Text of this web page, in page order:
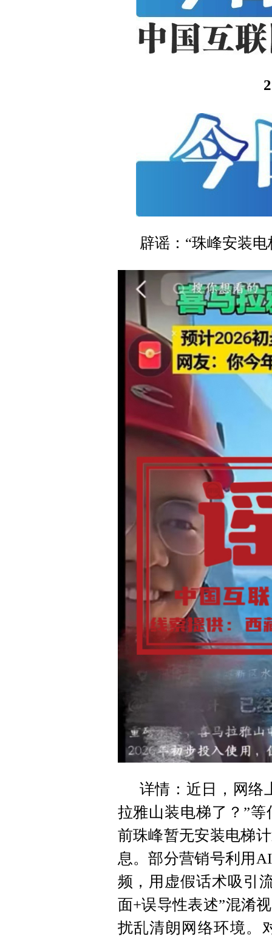
辟谣：“珠峰安装
详情：近日，网络
拉雅山装电梯了？”
前珠峰暂无安装电梯
息。部分营销号利用
频，用虚假话术吸引
面+误导性表述”混淆
扰乱清朗网络环境。